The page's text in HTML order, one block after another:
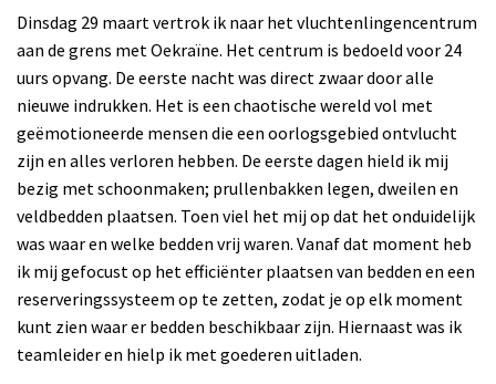
Dinsdag 29 maart vertrok ik naar het vluchtenlingencentrum
aan de grens met Oekraïne. Het centrum is bedoeld voor 24
uurs opvang. De eerste nacht was direct zwaar door alle
nieuwe indrukken. Het is een chaotische wereld vol met
geëmotioneerde mensen die een oorlogsgebied ontvlucht
zijn en alles verloren hebben. De eerste dagen hield ik mij
bezig met schoonmaken; prullenbakken legen, dweilen en
veldbedden plaatsen. Toen viel het mij op dat het onduidelijk
was waar en welke bedden vrij waren. Vanaf dat moment heb
ik mij gefocust op het efficiënter plaatsen van bedden en een
reserveringssysteem op te zetten, zodat je op elk moment
kunt zien waar er bedden beschikbaar zijn. Hiernaast was ik
teamleider en hielp ik met goederen uitladen.